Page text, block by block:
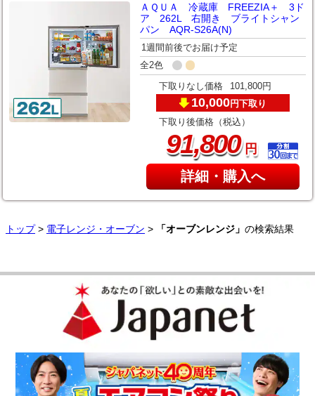
ＡＱＵＡ 冷蔵庫 FREEZIA＋ 3ド
ア 262L 右開き ブライトシャン
パン AQR-S26A(N)
1週間前後でお届け予定
全2色
下取りなし価格 101,800円
10,000円下取り
下取り後価格（税込）
91,800円
詳細・購入へ
トップ> 電子レンジ・オーブン > 「オーブンレンジ」 の検索結果